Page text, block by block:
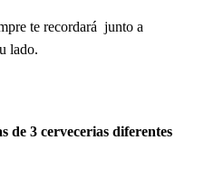
te recordará junto a
lado.
de 3 cervecerias diferentes